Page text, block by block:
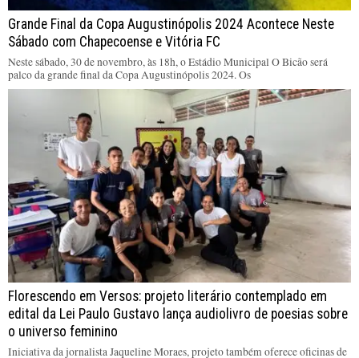
Grande Final da Copa Augustinópolis 2024 Acontece Neste
Sábado com Chapecoense e Vitória FC
Neste sábado, 30 de novembro, às 18h, o Estádio Municipal O Bicão será
palco da grande final da Copa Augustinópolis 2024. Os
Florescendo em Versos: projeto literário contemplado em
edital da Lei Paulo Gustavo lança audiolivro de poesias sobre
o universo feminino
Iniciativa da jornalista Jaqueline Moraes, projeto também oferece oficinas de